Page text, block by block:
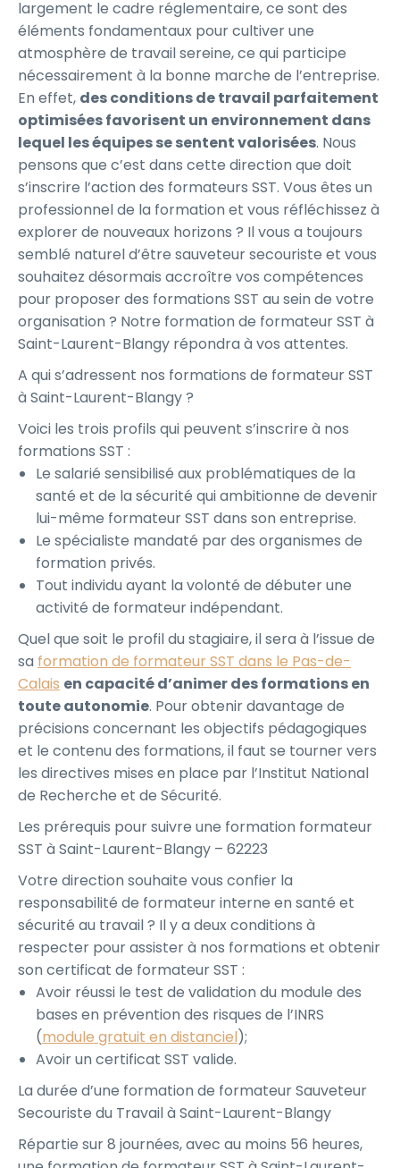
largement le cadre réglementaire, ce sont des
éléments fondamentaux pour cultiver une
atmosphère de travail sereine, ce qui participe
nécessairement à la bonne marche de l’entreprise.
En effet, des conditions de travail parfaitement
optimisées favorisent un environnement dans
lequel les équipes se sentent valorisées. Nous
pensons que c’est dans cette direction que doit
s’inscrire l’action des formateurs SST. Vous êtes un
professionnel de la formation et vous réfléchissez à
explorer de nouveaux horizons ? Il vous a toujours
semblé naturel d’être sauveteur secouriste et vous
souhaitez désormais accroître vos compétences
pour proposer des formations SST au sein de votre
organisation ? Notre formation de formateur SST à
Saint-Laurent-Blangy répondra à vos attentes.
A qui s’adressent nos formations de formateur SST
à Saint-Laurent-Blangy ?
Voici les trois profils qui peuvent s’inscrire à nos
formations SST :
Le salarié sensibilisé aux problématiques de la
santé et de la sécurité qui ambitionne de devenir
lui-même formateur SST dans son entreprise.
Le spécialiste mandaté par des organismes de
formation privés.
Tout individu ayant la volonté de débuter une
activité de formateur indépendant.
Quel que soit le profil du stagiaire, il sera à l’issue de
sa formation de formateur SST dans le Pas-de-
Calais en capacité d’animer des formations en
toute autonomie. Pour obtenir davantage de
précisions concernant les objectifs pédagogiques
et le contenu des formations, il faut se tourner vers
les directives mises en place par l’Institut National
de Recherche et de Sécurité.
Les prérequis pour suivre une formation formateur
SST à Saint-Laurent-Blangy – 62223
Votre direction souhaite vous confier la
responsabilité de formateur interne en santé et
sécurité au travail ? Il y a deux conditions à
respecter pour assister à nos formations et obtenir
son certificat de formateur SST :
Avoir réussi le test de validation du module des
bases en prévention des risques de l’INRS
(module gratuit en distanciel);
Avoir un certificat SST valide.
La durée d’une formation de formateur Sauveteur
Secouriste du Travail à Saint-Laurent-Blangy
Répartie sur 8 journées, avec au moins 56 heures,